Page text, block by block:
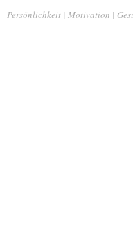
Persönlichkeit | Motivation |